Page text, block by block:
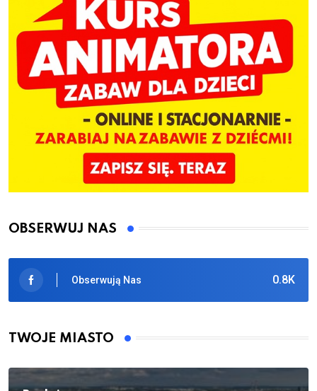
OBSERWUJ NAS
0.8K
Obserwują Nas
TWOJE MIASTO